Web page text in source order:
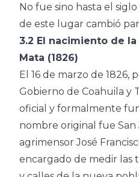
No fue sino hasta el
de este lugar cambió
3.2 El nacimiento de
Mata (1826)
El 16 de marzo de 1826,
Gobierno de Coahuila y
oficial y formalmente
nombre original fue San
agrimensor José
encargado de medir las